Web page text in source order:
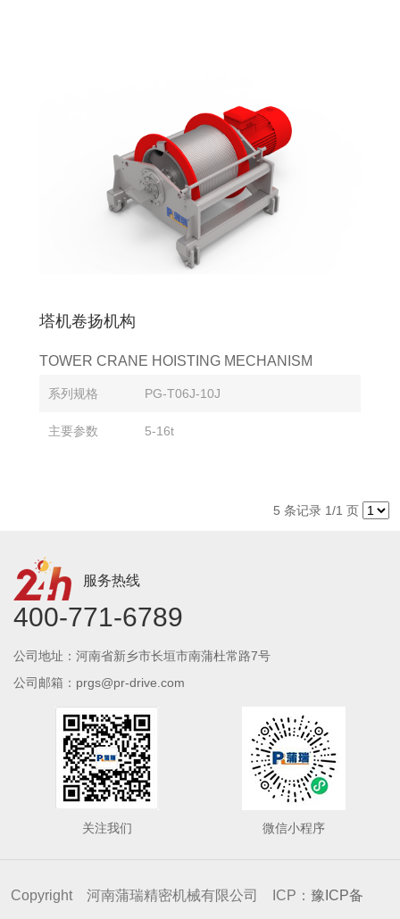
塔机卷扬机构
TOWER CRANE HOISTING MECHANISM
系列规格 PG-T06J-10J
主要参数 5-16t
5 条记录 1/1 页
服务热线
400-771-6789
公司地址：河南省新乡市长垣市南蒲杜常路7号
公司邮箱：prgs@pr-drive.com
关注我们 微信小程序
Copyright 河南蒲瑞精密机械有限公司 ICP： 豫ICP备